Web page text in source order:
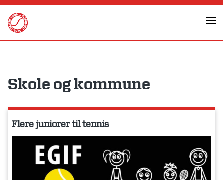
Skip
content
Skole og kommune
Flere juniorer til tennis